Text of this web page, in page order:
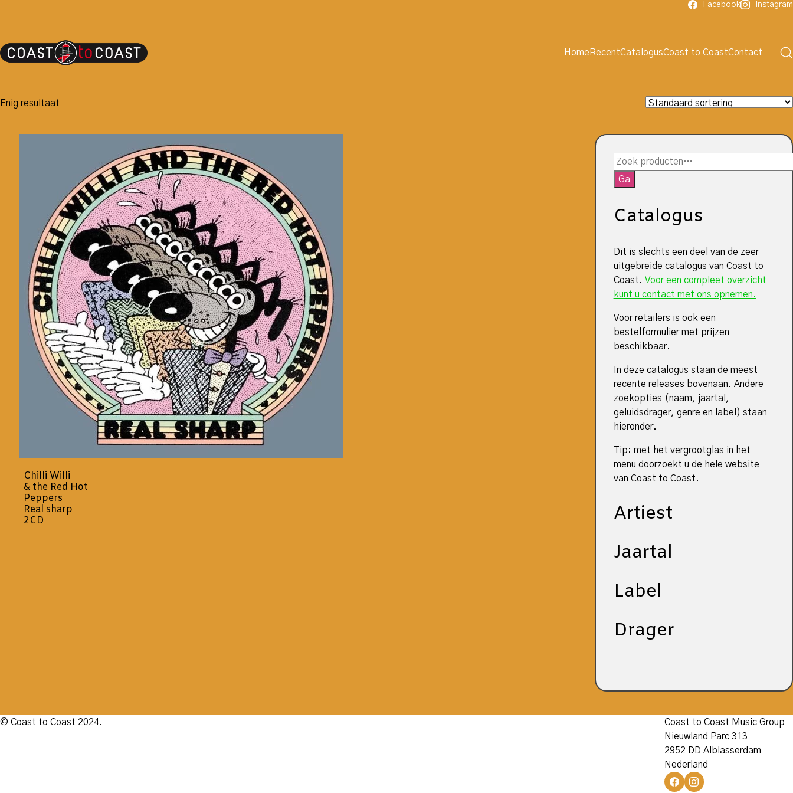
Facebook Instagram
Home RecentCatalogusCoast to CoastContact
Enig resultaat
Chilli Willi
& the Red Hot
Peppers
Real sharp
2CD
Zoeken
naar:
Ga
Catalogus
Dit is slechts een deel van de zeer
uitgebreide catalogus van Coast to
Coast. Voor een compleet overzicht
kunt u contact met ons opnemen.
Voor retailers is ook een
bestelformulier met prijzen
beschikbaar.
In deze catalogus staan de meest
recente releases bovenaan. Andere
zoekopties (naam, jaartal,
geluidsdrager, genre en label) staan
hieronder.
Tip: met het vergrootglas in het
menu doorzoekt u de hele website
van Coast to Coast.
Artiest
Jaartal
Label
Drager
© Coast to Coast 2024.
Coast to Coast Music Group
Nieuwland Parc 313
2952 DD Alblasserdam
Nederland